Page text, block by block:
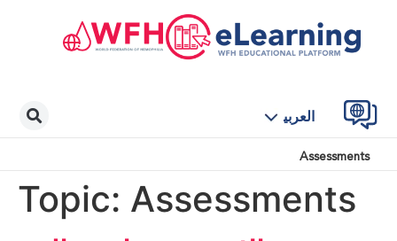
العربية
Assessments
Topic: Assessments